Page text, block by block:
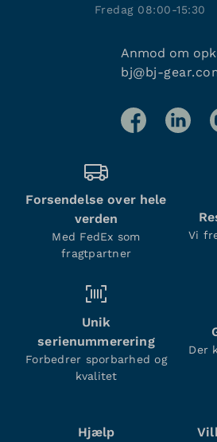
Fredag 08:00-15:30
Anmod om
bj@bj-
Forsendelse over hele
verden
Med FedEx som
fragtpartner
Vi
Unik
serienummerering
Forbedrer sporbarhed og
kvalitet
Der
Hjælp